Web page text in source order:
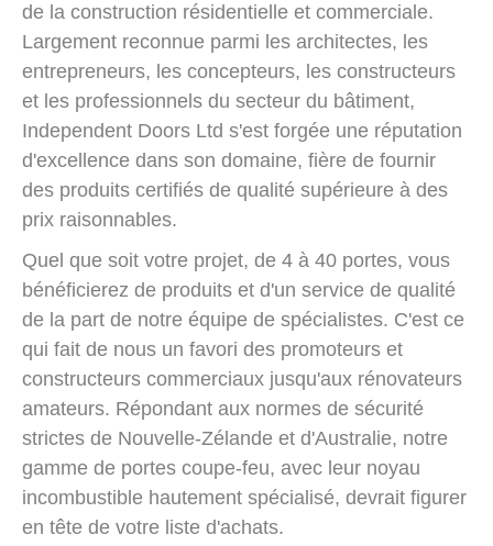
de la construction résidentielle et commerciale.
Largement reconnue parmi les architectes, les
entrepreneurs, les concepteurs, les constructeurs
et les professionnels du secteur du bâtiment,
Independent Doors Ltd s'est forgée une réputation
d'excellence dans son domaine, fière de fournir
des produits certifiés de qualité supérieure à des
prix raisonnables.
Quel que soit votre projet, de 4 à 40 portes, vous
bénéficierez de produits et d'un service de qualité
de la part de notre équipe de spécialistes. C'est ce
qui fait de nous un favori des promoteurs et
constructeurs commerciaux jusqu'aux rénovateurs
amateurs. Répondant aux normes de sécurité
strictes de Nouvelle-Zélande et d'Australie, notre
gamme de portes coupe-feu, avec leur noyau
incombustible hautement spécialisé, devrait figurer
en tête de votre liste d'achats.